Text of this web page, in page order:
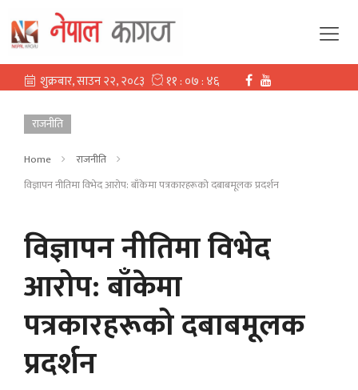
राजनीति
Home
राजनीति
विज्ञापन नीतिमा विभेद आरोप: बाँकेमा पत्रकारहरूको दबाबमूलक प्रदर्शन
विज्ञापन नीतिमा विभेद
आरोप: बाँकेमा
पत्रकारहरूको दबाबमूलक
प्रदर्शन